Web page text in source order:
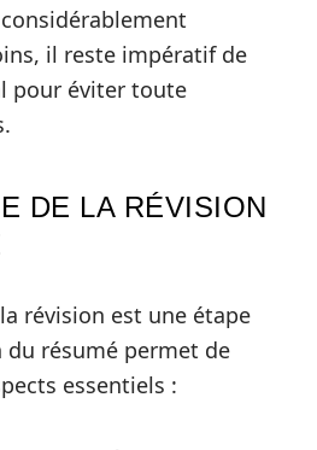
il reste impératif de
pour éviter toute
DE LA RÉVISION
révision est une étape
du résumé permet de
essentiels :